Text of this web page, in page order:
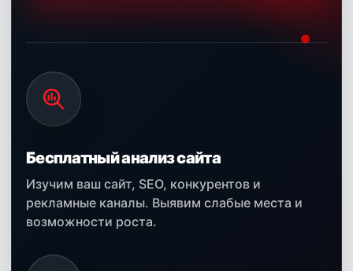
Бесплатный анализ сайта
Изучим ваш сайт, SEO, конкурентов и
рекламные каналы. Выявим слабые места и
возможности роста.